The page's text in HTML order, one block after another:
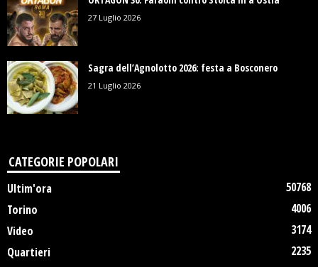
27 Luglio 2026
Sagra dell’Agnolotto 2026: festa a Bosconero
21 Luglio 2026
CATEGORIE POPOLARI
Ultim'ora
50768
Torino
4006
Video
3174
Quartieri
2235